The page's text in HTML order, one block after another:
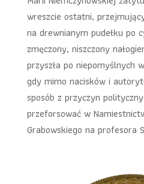
wreszcie ostatni,
na drewnianym pudełku po
zmęczony, niszczony
przyszła po niepomyślnych
gdy mimo nacisków i
sposób z przyczyn
przeforsować w
Grabowskiego na profesora